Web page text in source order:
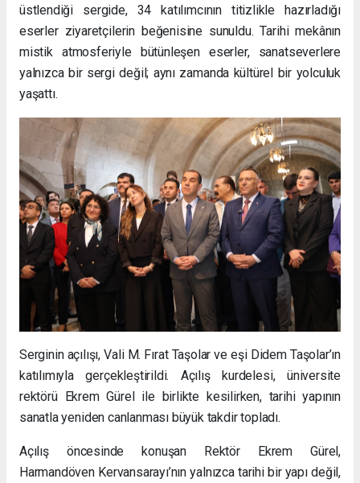
üstlendiği sergide, 34 katılımcının titizlikle hazırladığı
eserler ziyaretçilerin beğenisine sunuldu. Tarihi mekânın
mistik atmosferiyle bütünleşen eserler, sanatseverlere
yalnızca bir sergi değil; aynı zamanda kültürel bir yolculuk
yaşattı.
Serginin açılışı, Vali M. Fırat Taşolar ve eşi Didem Taşolar’ın
katılımıyla gerçekleştirildi. Açılış kurdelesi, üniversite
rektörü Ekrem Gürel ile birlikte kesilirken, tarihi yapının
sanatla yeniden canlanması büyük takdir topladı.
Açılış öncesinde konuşan Rektör Ekrem Gürel,
Harmandöven Kervansarayı’nın yalnızca tarihi bir yapı değil,